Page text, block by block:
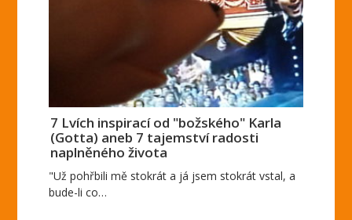
7 Lvích inspirací od "božského" Karla
(Gotta) aneb 7 tajemství radosti
naplněného života
"Už pohřbili mě stokrát a já jsem stokrát vstal, a
bude-li co…